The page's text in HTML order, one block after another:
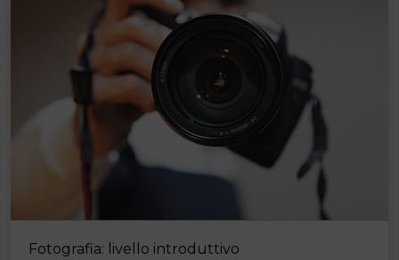
Fotografia: livello introduttivo